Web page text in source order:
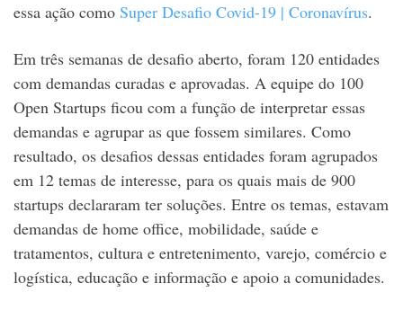
essa ação como Super Desafio Covid-19 | Coronavírus.
Em três semanas de desafio aberto, foram 120 entidades
com demandas curadas e aprovadas. A equipe do 100
Open Startups ficou com a função de interpretar essas
demandas e agrupar as que fossem similares. Como
resultado, os desafios dessas entidades foram agrupados
em 12 temas de interesse, para os quais mais de 900
startups declararam ter soluções. Entre os temas, estavam
demandas de home office, mobilidade, saúde e
tratamentos, cultura e entretenimento, varejo, comércio e
logística, educação e informação e apoio a comunidades.